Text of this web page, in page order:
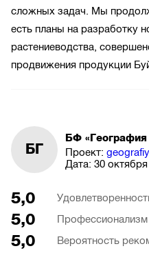
сложных задач. Мы
есть планы на разработку
растениеводства,
продвижения продукции
БГ
БФ «География
Проект:
Дата: 30
5,0
5,0 Профессионализм
5,0 Вероятность